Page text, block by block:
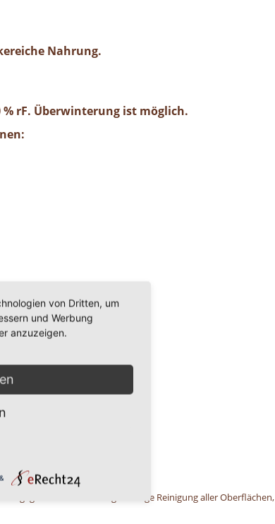
Nahrung.
% rF. Überwinterung ist möglich.
gegen Schaben. Die regelmäßige Reinigung aller Oberflächen,
von Dritten, um
und Werbung
anzuzeigen.
&